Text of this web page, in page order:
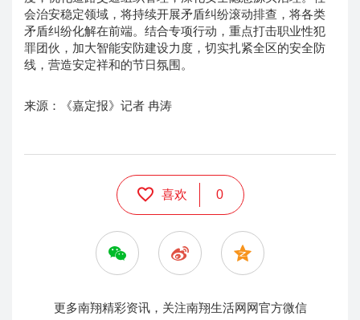
会治安稳定领域，将持续开展矛盾纠纷滚动排查，将各类
矛盾纠纷化解在前端。结合专项行动，重点打击职业性犯
罪团伙，加大智能安防建设力度，切实扎紧全区的安全防
线，营造安定祥和的节日氛围。
来源：《嘉定报》记者 冉涛
喜欢 0
更多南翔精彩资讯，关注南翔生活网网官方微信